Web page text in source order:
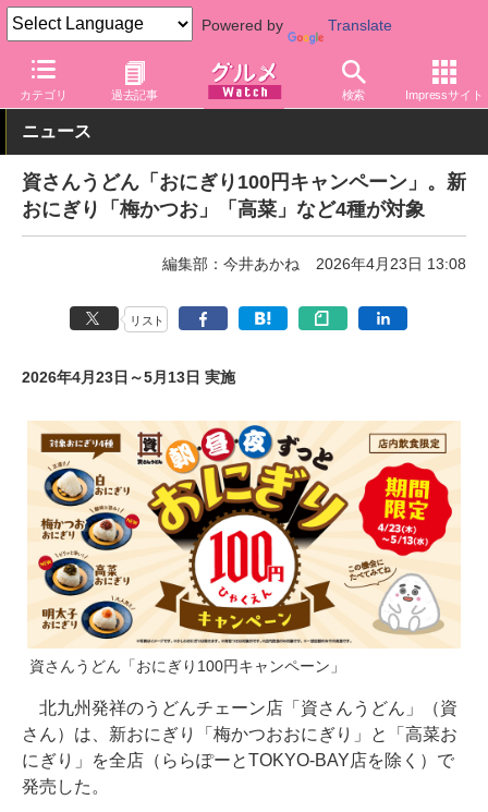
Powered by Translate
カテゴリ 過去記事 検索 Impressサイト
グルメ Watch 食品 弁当・惣菜
ニュース
資さんうどん「おにぎり100円キャンペーン」。新
おにぎり「梅かつお」「高菜」など4種が対象
編集部：今井あかね 2026年4月23日 13:08
リスト
2026年4月23日～5月13日 実施
資さんうどん「おにぎり100円キャンペーン」
北九州発祥のうどんチェーン店「資さんうどん」（資
さん）は、新おにぎり「梅かつおおにぎり」と「高菜お
にぎり」を全店（ららぽーとTOKYO-BAY店を除く）で
発売した。